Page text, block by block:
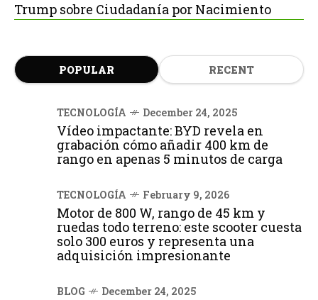
Trump sobre Ciudadanía por Nacimiento
POPULAR RECENT
TECNOLOGÍA December 24, 2025
Vídeo impactante: BYD revela en
grabación cómo añadir 400 km de
rango en apenas 5 minutos de carga
TECNOLOGÍA February 9, 2026
Motor de 800 W, rango de 45 km y
ruedas todo terreno: este scooter cuesta
solo 300 euros y representa una
adquisición impresionante
BLOG December 24, 2025